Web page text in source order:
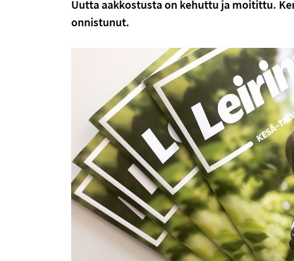
Uutta aakkostusta on kehuttu ja moitittu.
onnistunut.